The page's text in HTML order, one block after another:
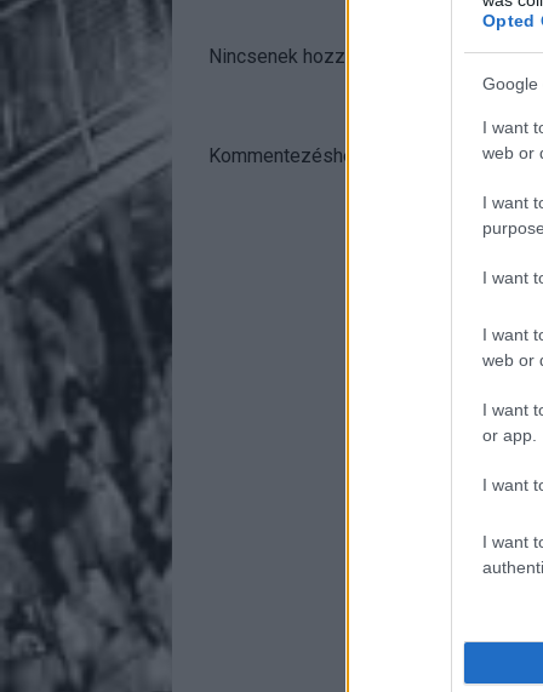
Opted
Google
I want
web or
I want
I want
I want
web or
I want
or app.
I want
I want
Nincsenek hozzászólások.
Kommentezéshez